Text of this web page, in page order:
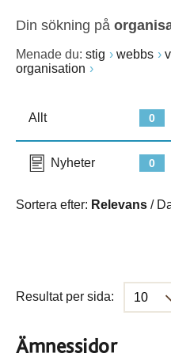
Din sökning på
Menade du: stig webbs
organisation
0
Allt
0
Nyheter
Sortera efter: Relevans /
Resultat per sida:
Ämnessidor